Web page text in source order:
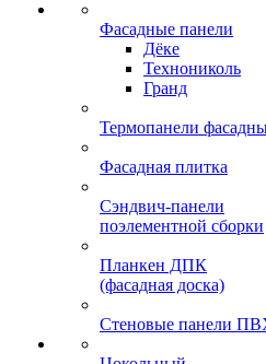
Фасадные панели
Дёке
Технониколь
Гранд
Термопанели
Фасадная плитка
Сэндвич-панели
поэлементной сборки
Планкен ДПК
(фасадная доска)
Стеновые панели